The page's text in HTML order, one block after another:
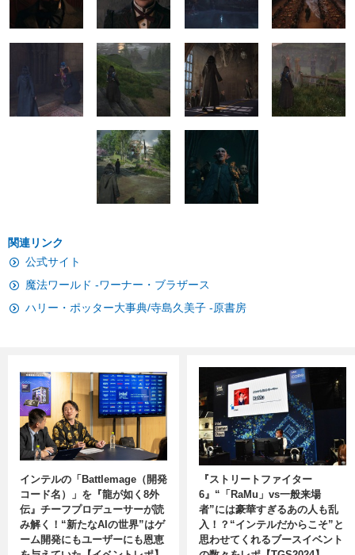
関連リンク
公式サイト
魔法ワールド -ワーナー・ブラザース
ハリー・ポッター大事典/寺島久美子 -原書房
インテルの「Battlemage（開発
コード名）」を『龍が如く8外
伝』チーフプロデューサーが読
み解く！“新たなAIの世界”はゲ
ーム開発にもユーザーにも恩恵
『ストリートファイター
6』“「RaMu」vs一般来場
者”には豪華すぎるあの人も乱
入！？“インテルだからこそ”と
思わせてくれるブースイベント